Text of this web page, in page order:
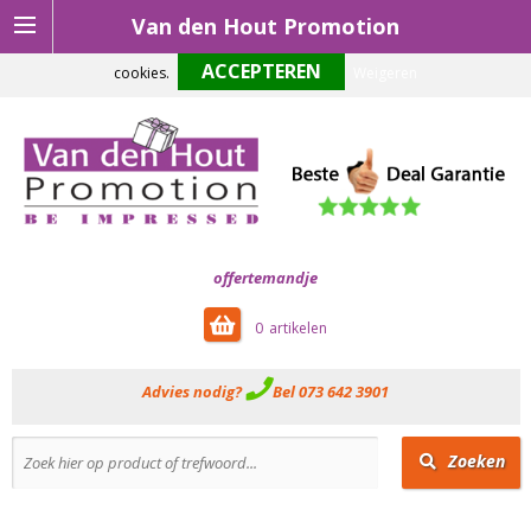
Van den Hout Promotion
offertemandje
0
Advies nodig? Bel 073 642 3901
Zoeken
Om onze website optimaal te laten functioneren maken wij gebruik van
cookies.